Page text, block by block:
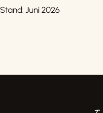
Stand: Juni 2026